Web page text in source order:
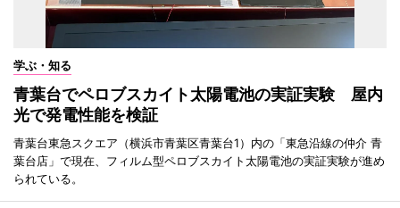
学ぶ・知る
青葉台でペロブスカイト太陽電池の実証実験 屋内
光で発電性能を検証
青葉台東急スクエア（横浜市青葉区青葉台1）内の「東急沿線の仲介 青
葉台店」で現在、フィルム型ペロブスカイト太陽電池の実証実験が進め
られている。